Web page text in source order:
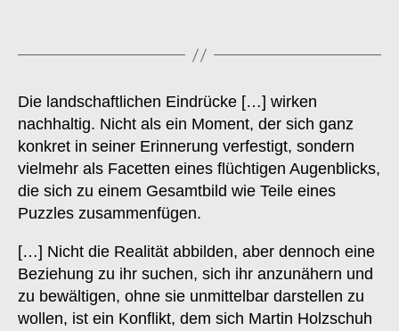
Die landschaftlichen Eindrücke […] wirken
nachhaltig. Nicht als ein Moment, der sich ganz
konkret in seiner Erinnerung verfestigt, sondern
vielmehr als Facetten eines flüchtigen Augenblicks,
die sich zu einem Gesamtbild wie Teile eines
Puzzles zusammenfügen.
[…] Nicht die Realität abbilden, aber dennoch eine
Beziehung zu ihr suchen, sich ihr anzunähern und
zu bewältigen, ohne sie unmittelbar darstellen zu
wollen, ist ein Konflikt, dem sich Martin Holzschuh